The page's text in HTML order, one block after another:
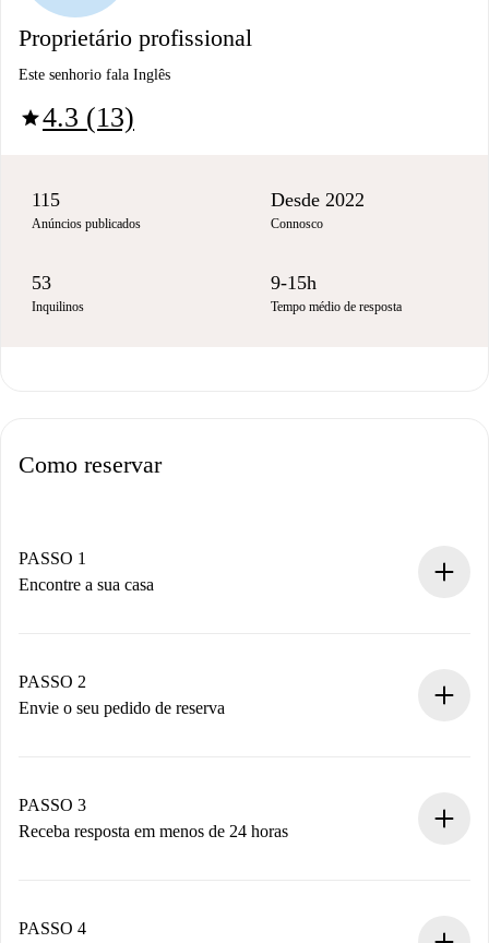
Proprietário profissional
Este senhorio fala Inglês
star4.3 (13)
115
Anúncios publicados
Desde 2022
Connosco
53
Inquilinos
9-15h
Tempo médio de resposta
Como reservar
PASSO 1
Encontre a sua casa
Você tem todas as informações necessárias
antecipadamente.
PASSO 2
Envie o seu pedido de reserva
Não cobramos nada até que o proprietário confirme.
PASSO 3
Receba resposta em menos de 24 horas
proprietário.
PASSO 4